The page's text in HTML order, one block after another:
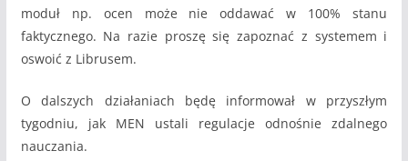
moduł np. ocen może nie oddawać w 100% stanu
faktycznego. Na razie proszę się zapoznać z systemem i
oswoić z Librusem.
O dalszych działaniach będę informował w przyszłym
tygodniu, jak MEN ustali regulacje odnośnie zdalnego
nauczania.